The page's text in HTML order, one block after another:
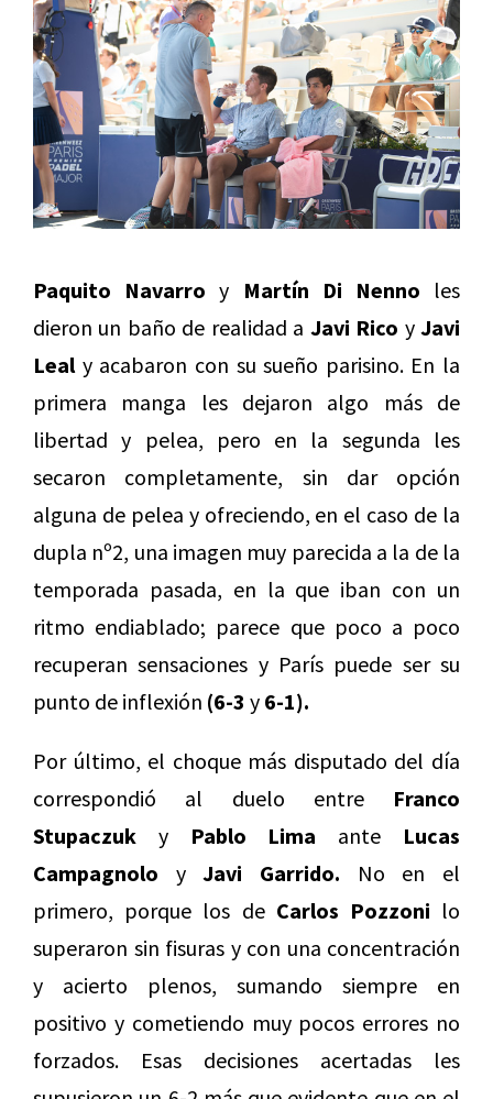
Paquito Navarro y Martín Di Nenno les
dieron un baño de realidad a Javi Rico yJavi
Lealy acabaron con su sueño parisino. En la
primera manga les dejaron algo más de
libertad y pelea, pero en la segunda les
secaron completamente, sin dar opción
alguna de pelea y ofreciendo, en el caso de la
dupla nº2, una imagen muy parecida a la de la
temporada pasada, en la que iban con un
ritmo endiablado; parece que poco a poco
recuperan sensaciones y París puede ser su
punto de inflexión (6-3 y 6-1).
Por último, el choque más disputado del día
correspondió al duelo entre Franco
Stupaczuk y Pablo Lima ante Lucas
Campagnolo yJavi Garrido. No en el
primero, porque los de Carlos Pozzoni lo
superaron sin fisuras y con una concentración
y acierto plenos, sumando siempre en
positivo y cometiendo muy pocos errores no
forzados. Esas decisiones acertadas les